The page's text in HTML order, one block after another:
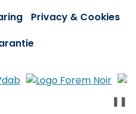
Privacy & Cookies
❚❚